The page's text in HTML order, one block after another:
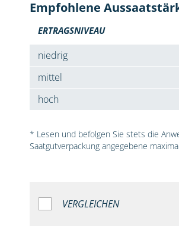
Empfohlene
ERTRAGSNIVEAU
niedrig
mittel
hoch
* Lesen und befolgen Sie stets die
Saatgutverpackung angegebene
VERGLEICHEN